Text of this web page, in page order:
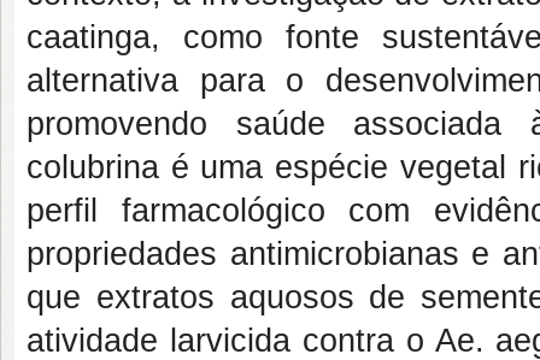
caatinga, como fonte
alternativa para o
promovendo saúde associada
colubrina é uma espécie vegetal
perfil farmacológico com
propriedades antimicrobianas e
que extratos aquosos de
atividade larvicida contra o Ae.